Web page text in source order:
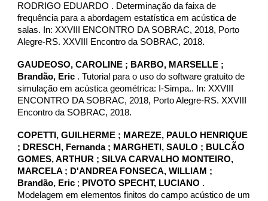
RODRIGO EDUARDO . Determinação da faixa de
frequência para a abordagem estatística em acústica de
salas. In: XXVIII ENCONTRO DA SOBRAC, 2018, Porto
Alegre-RS. XXVIII Encontro da SOBRAC, 2018.
GAUDEOSO, CAROLINE ; BARBO, MARSELLE ;
Brandão, Eric . Tutorial para o uso do software gratuito de
simulação em acústica geométrica: I-Simpa.. In: XXVIII
ENCONTRO DA SOBRAC, 2018, Porto Alegre-RS. XXVIII
Encontro da SOBRAC, 2018.
COPETTI, GUILHERME ; MAREZE, PAULO HENRIQUE
; DRESCH, Fernanda ; MARGHETI, SAULO ; BULCÃO
GOMES, ARTHUR ; SILVA CARVALHO MONTEIRO,
MARCELA ; D'ANDREA FONSECA, WILLIAM ;
Brandão, Eric ; PIVOTO SPECHT, LUCIANO .
Modelagem em elementos finitos do campo acústico de um